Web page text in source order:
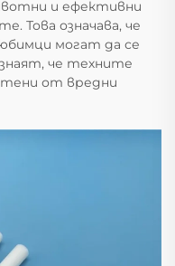
и ефективни
Това означава, че
могат да се
че техните
от вредни